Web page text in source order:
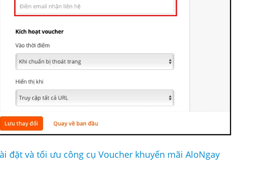
đặt và tối ưu công cụ Voucher khuyến mãi AloNgay